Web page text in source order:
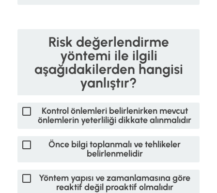
Risk değerlendirme
yöntemi ile ilgili
aşağıdakilerden hangisi
yanlıştır?
Kontrol önlemleri belirlenirken mevcut
önlemlerin yeterliliği dikkate alınmalıdır
Önce bilgi toplanmalı ve tehlikeler
belirlenmelidir
Yöntem yapısı ve zamanlamasına göre
reaktif değil proaktif olmalıdır